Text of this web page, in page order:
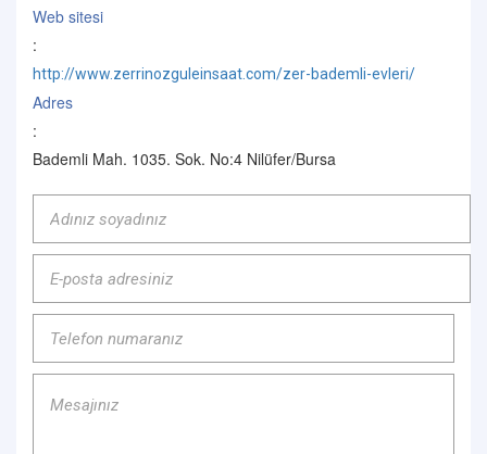
Web sitesi
:
http://www.zerrinozguleinsaat.com/zer-bademli-evleri/
Adres
:
Bademli Mah. 1035. Sok. No:4 Nilüfer/Bursa